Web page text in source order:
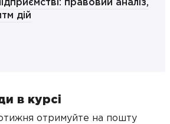
правовий аналіз,
дій
в курсі
отримуйте на пошту